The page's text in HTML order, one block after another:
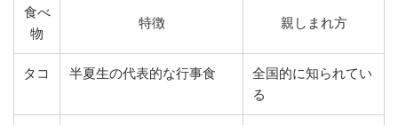
食べ
物
特徴 親しまれ方
タコ 半夏生の代表的な行事食
全国的に知られてい
る